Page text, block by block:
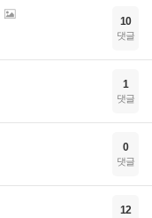
10
댓글
1
댓글
0
댓글
12